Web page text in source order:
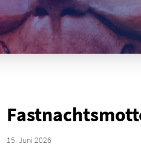
15. Juni 2026